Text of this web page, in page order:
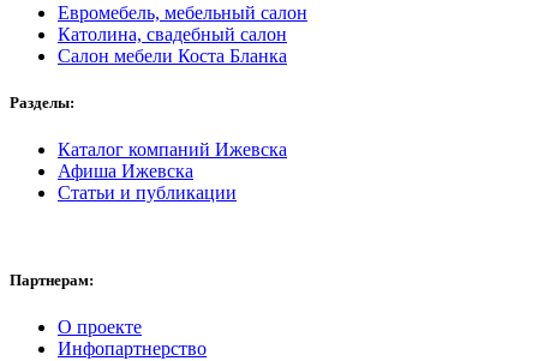
Евромебель, мебельный салон
Католина, свадебный салон
Салон мебели Коста Бланка
Разделы:
Каталог компаний Ижевска
Афиша Ижевска
Статьи и публикации
Партнерам:
О проекте
Инфопартнерство